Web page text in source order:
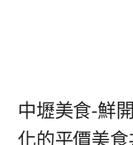
中壢美食-鮮
化的平價美食